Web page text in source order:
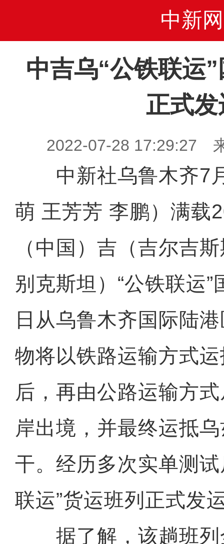
中新网
中吉乌“公铁联运
正式发
2022-07-28 17:29:27
中新社乌鲁木齐7
萌 王芳芳 李鹏）满载
（中国）吉（吉尔吉
别克斯坦）“公铁联运
日从乌鲁木齐国际陆
物将以铁路运输方式
后，再由公路运输方
岸出境，并最终运抵
干。经历多次实单测
联运”货运班列正式发
据了解，该趟班列